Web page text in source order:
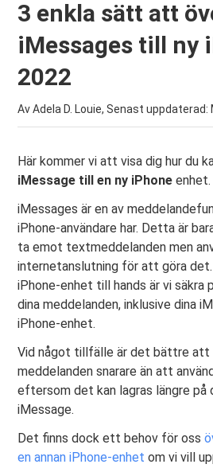
3 enkla sätt att
iMessages till ny
2022
Av Adela D. Louie, Senast uppdaterad:
Här kommer vi att visa dig hur du
iMessage till en ny iPhone enhet.
iMessages är en av
iPhone-användare har. Detta är
ta emot textmeddelanden men
internetanslutning för att göra det.
iPhone-enhet till hands är vi säkra
dina meddelanden, inklusive dina
iPhone-enhet.
Vid något tillfälle är det bättre att
meddelanden snarare än att
eftersom det kan lagras längre på
iMessage.
Det finns dock ett behov för oss
en annan iPhone-enhet om vi vill